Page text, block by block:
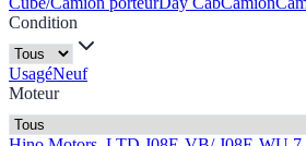
Condition
UsagéNeuf
Moteur